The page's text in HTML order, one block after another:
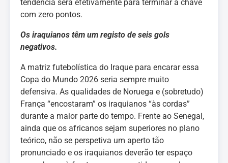
tendência será efetivamente para terminar a chave
com zero pontos.
Os iraquianos têm um registo de seis gols
negativos.
A matriz futebolística do Iraque para encarar essa
Copa do Mundo 2026 seria sempre muito
defensiva. As qualidades de Noruega e (sobretudo)
França “encostaram” os iraquianos “às cordas”
durante a maior parte do tempo. Frente ao Senegal,
ainda que os africanos sejam superiores no plano
teórico, não se perspetiva um aperto tão
pronunciado e os iraquianos deverão ter espaço